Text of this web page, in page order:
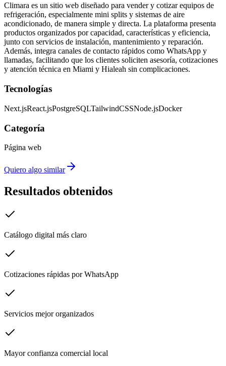
Climara es un sitio web diseñado para vender y cotizar equipos de
refrigeración, especialmente mini splits y sistemas de aire
acondicionado, de manera simple y directa. La plataforma presenta
productos organizados por capacidad, características y eficiencia,
junto con servicios de instalación, mantenimiento y reparación.
Además, integra canales de contacto rápidos como WhatsApp y
llamadas, facilitando que los clientes soliciten asesoría, cotizaciones
y atención técnica en Miami y Hialeah sin complicaciones.
Tecnologías
Next.jsReact.jsPostgreSQLTailwindCSSNode.jsDocker
Categoría
Página web
Quiero algo similar
Resultados obtenidos
Catálogo digital más claro
Cotizaciones rápidas por WhatsApp
Servicios mejor organizados
Mayor confianza comercial local